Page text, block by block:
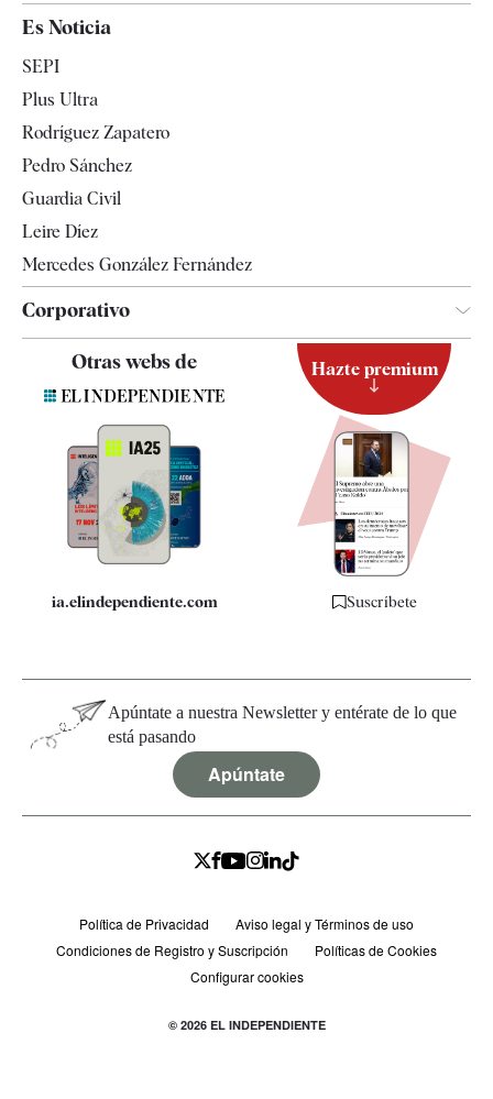
España
Televisión
Es Noticia
SEPI
Plus Ultra
Rodríguez Zapatero
Pedro Sánchez
Guardia Civil
Leire Díez
Mercedes González Fernández
Corporativo
Contacto
Quiénes somos
Especificaciones
Otras webs de
ia.elindependiente.com
Hazte premium
Suscríbete
Apúntate a nuestra Newsletter y entérate de lo que
está pasando
Apúntate
Política de Privacidad
Aviso legal y Términos de uso
Condiciones de Registro y Suscripción
Políticas de Cookies
Configurar cookies
© 2026 EL INDEPENDIENTE